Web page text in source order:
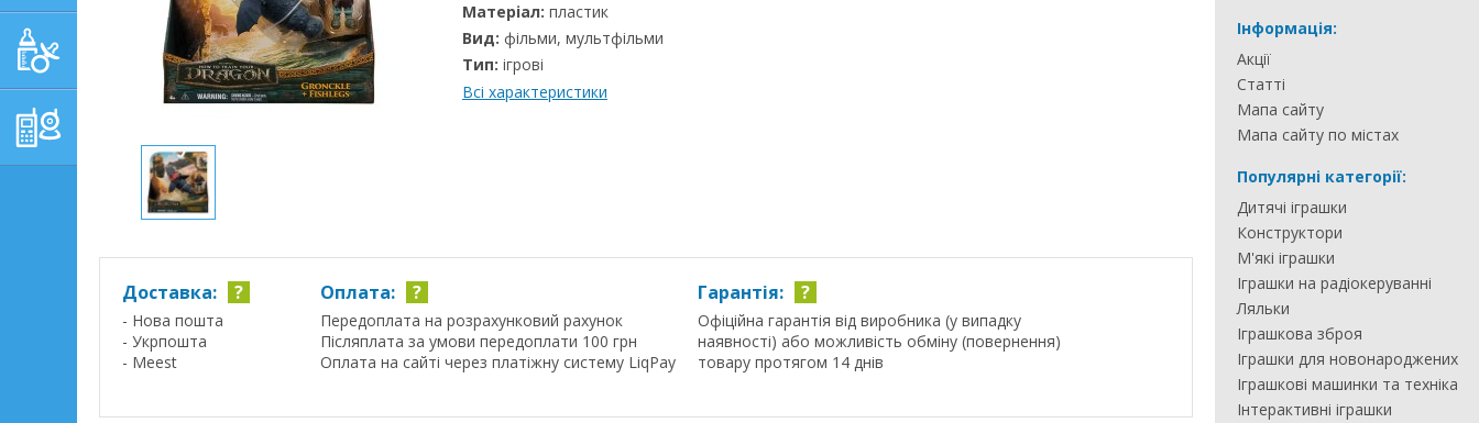
ГІГІЄНА, ДОГЛЯД І
ГОДУВАННЯ
Матеріал: пластик
Вид: фільми, мультфільми
Тип: ігрові
Всі характеристики
Доставка: ?
- Нова пошта
- Укрпошта
- Meest
Оплата: ?
Передоплата на розрахунковий рахунок
Післяплата за умови передоплати 100 грн
Оплата на сайті через платіжну систему LiqPay
Гарантія: ?
Офіційна гарантія від виробника (у випадку
наявності) або можливість обміну (повернення)
товару протягом 14 днів
Інформація:
Акції
Статті
Мапа сайту
Мапа сайту по містах
Популярні категорії:
Дитячі іграшки
Конструктори
М'які іграшки
Іграшки на радіокеруванні
Ляльки
Іграшкова зброя
Іграшки для новонароджених
Іграшкові машинки та техніка
Інтерактивні іграшки